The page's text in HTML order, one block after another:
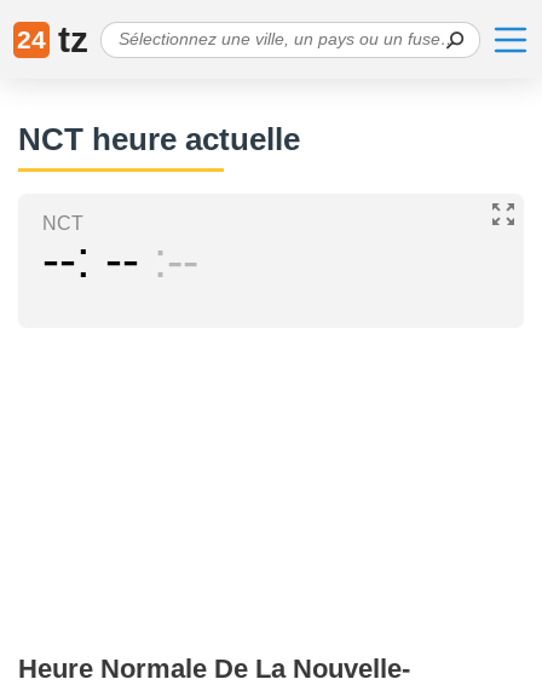
24 tz
NCT heure actuelle
NCT
-- -- --
Heure Normale De La Nouvelle-